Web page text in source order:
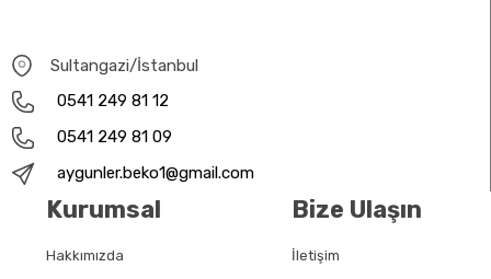
Sultangazi/İstanbul
0541 249 81 12
0541 249 81 09
aygunler.beko1@gmail.com
Kurumsal
Hakkımızda
Bize Ulaşın
İletişim